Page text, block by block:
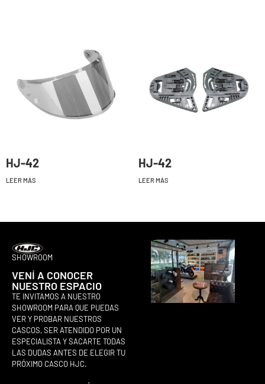
HJ-42
LEER MÁS
HJ-42
LEER MÁS
SHOWROOM
VENÍ A CONOCER
NUESTRO ESPACIO
TE INVITAMOS A NUESTRO
SHOWROOM PARA QUE PUEDAS
VER Y PROBAR NUESTROS
CASCOS, SER ATENDIDO POR UN
ESPECIALISTA Y SACARTE TODAS
LAS DUDAS ANTES DE ELEGIR TU
PRÓXIMO CASCO HJC.